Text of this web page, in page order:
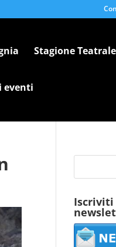
Stagione
eventi
Iscriviti